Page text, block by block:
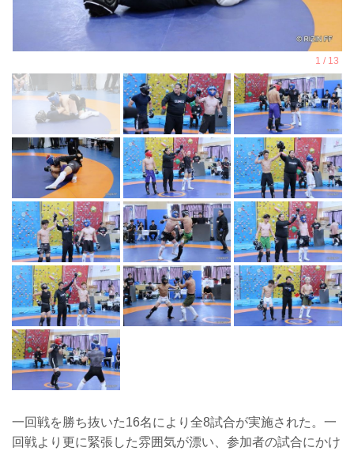
一回戦を勝ち抜いた16名により全8試合が実施された。一
回戦より更に緊張した雰囲気が漂い、参加者の試合にかけ